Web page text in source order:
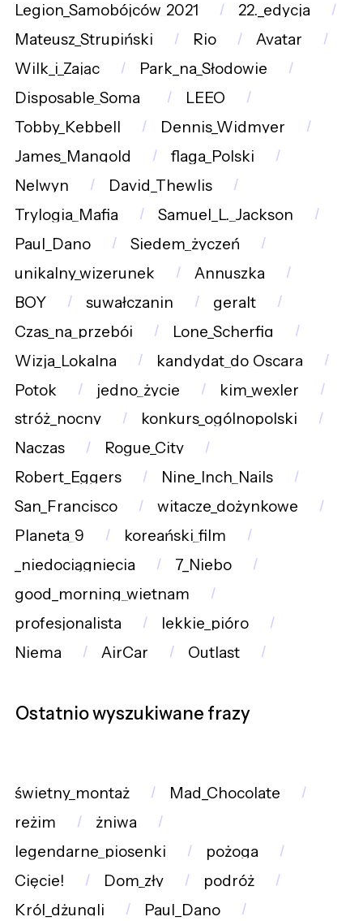
Legion_Samobójców_2021
22._edycja
Mateusz_Strupiński
Rio
Avatar
Wilk_i_Zając
Park_na_Słodowie
Disposable_Soma_
LEEO
Tobby_Kebbell
Dennis_Widmyer
James_Mangold
flaga_Polski
Nelwyn
David_Thewlis
Trylogia_Mafia
Samuel_L._Jackson
Paul_Dano
Siedem_życzeń
unikalny_wizerunek
Annuszka
BOY
suwałczanin
geralt
Czas_na_przebój
Lone_Scherfig
Wizja_Lokalna
kandydat_do_Oscara
Potok
jedno_życie
kim_wexler
stróż_nocny
konkurs_ogólnopolski
Naczas
Rogue_City
Robert_Eggers
Nine_Inch_Nails
San_Francisco
witacze_dożynkowe
Planeta_9
koreański_film
_niedociągnięcia
7_Niebo
good_morning_wietnam
profesjonalista
lekkie_pióro
Niema
AirCar Outlast
Ostatnio wyszukiwane frazy
świetny_montaż
Mad_Chocolate
reżim
żniwa
legendarne_piosenki
pożoga
Cięcie!
Dom_zły
podróż
Król_dżungli
Paul_Dano